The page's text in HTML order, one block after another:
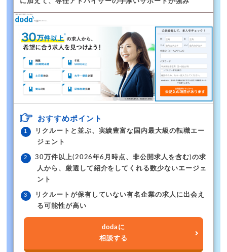
おすすめポイント
リクルートと並ぶ、実績豊富な国内最大級の転職エー
ジェント
30万件以上(2026年6月時点、非公開求人を含む)の求
人から、厳選して紹介をしてくれる数少ないエージェ
ント
リクルートが保有していない有名企業の求人に出会え
る可能性が高い
dodaに
相談する